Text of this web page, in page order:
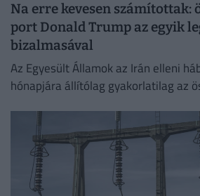
Na erre kevesen számítottak:
port Donald Trump az egyik
bizalmasával
Az Egyesült Államok az Irán elleni
hónapjára állítólag gyakorlatilag az